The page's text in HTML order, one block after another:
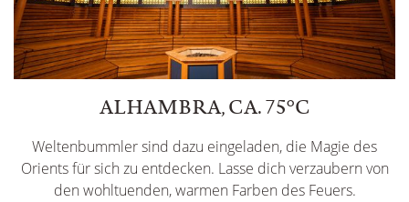
ALHAMBRA, CA. 75°C
Weltenbummler sind dazu eingeladen, die Magie des
Orients für sich zu entdecken. Lasse dich verzaubern von
den wohltuenden, warmen Farben des Feuers.